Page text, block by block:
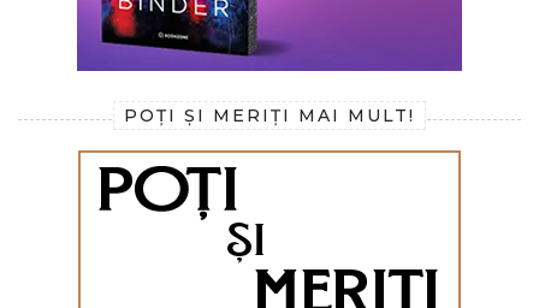
POȚI ȘI MERIȚI MAI MULT!